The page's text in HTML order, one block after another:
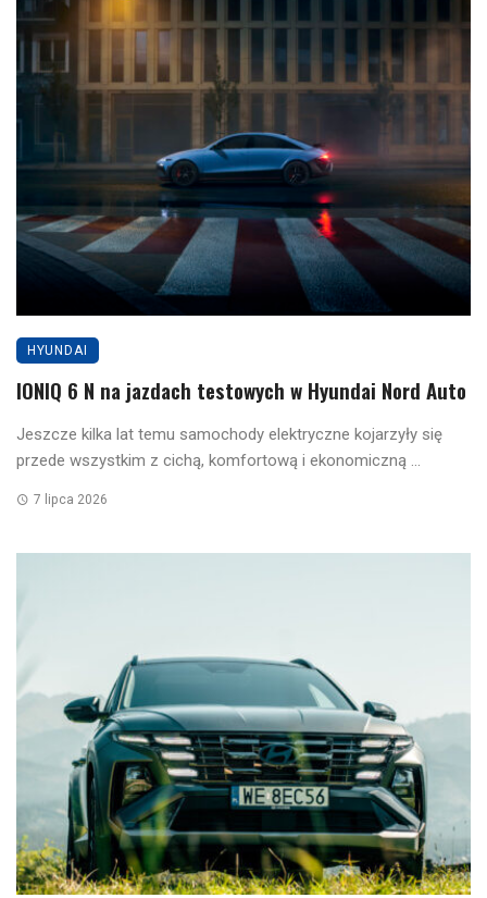
HYUNDAI
IONIQ 6 N na jazdach testowych w Hyundai Nord Auto
Jeszcze kilka lat temu samochody elektryczne kojarzyły się
przede wszystkim z cichą, komfortową i ekonomiczną ...
7 lipca 2026